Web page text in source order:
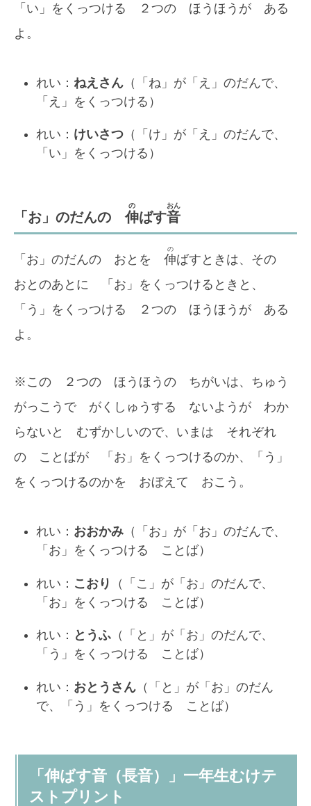
「い」をくっつける ２つの ほうほうが ある
よ。
れい： ねえさん （「ね」が「え」のだんで、
「え」をくっつける）
れい： けいさつ （「け」が「え」のだんで、
「い」をくっつける）
「お」のだんの伸
の
ばす音
おん
「お」のだんの おとを 伸
の
ばすときは、その
おとのあとに 「お」をくっつけるときと、
「う」をくっつける ２つの ほうほうが ある
よ。
※この ２つの ほうほうの ちがいは、ちゅう
がっこうで がくしゅうする ないようが わか
らないと むずかしいので、いまは それぞれ
の ことばが 「お」をくっつけるのか、「う」
をくっつけるのかを おぼえて おこう。
れい： おおかみ （「お」が「お」のだんで、
「お」をくっつける ことば）
れい： こおり
（「こ」が「お」のだんで、
「お」をくっつける ことば）
れい： とうふ （「と」が「お」のだんで、
「う」をくっつける ことば）
れい： おとうさん （「と」が「お」のだん
で、「う」をくっつける ことば）
「伸ばす音（長音）」一年生むけテ
ストプリント